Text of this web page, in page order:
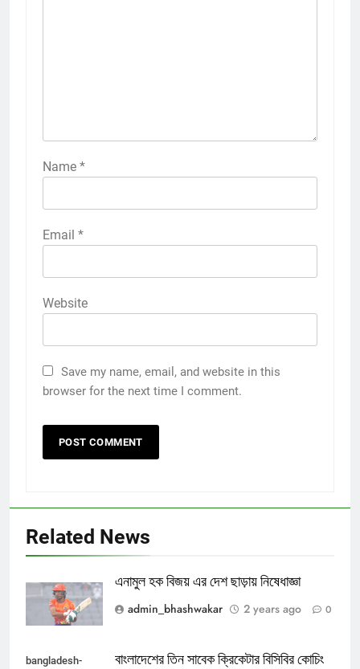
Name *
Email *
Website
Save my name, email, and website in this
browser for the next time I comment.
Related News
এনামুল হক বিজয় এর দেশ ছাড়ায় নিষেধাজ্ঞা
admin_bhashwakar
2 years ago 0
bangladesh-
বাংলাদেশের তিন সাবেক ক্রিকেটার বিসিবির কোচিং